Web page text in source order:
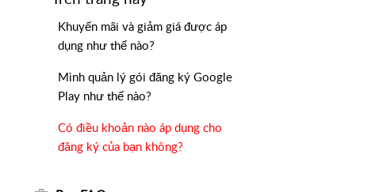
Khuyến mãi và giảm giá được áp
dụng như thế nào?
Mình quản lý gói đăng ký Google
Play như thế nào?
Có điều khoản nào áp dụng cho
đăng ký của bạn không?